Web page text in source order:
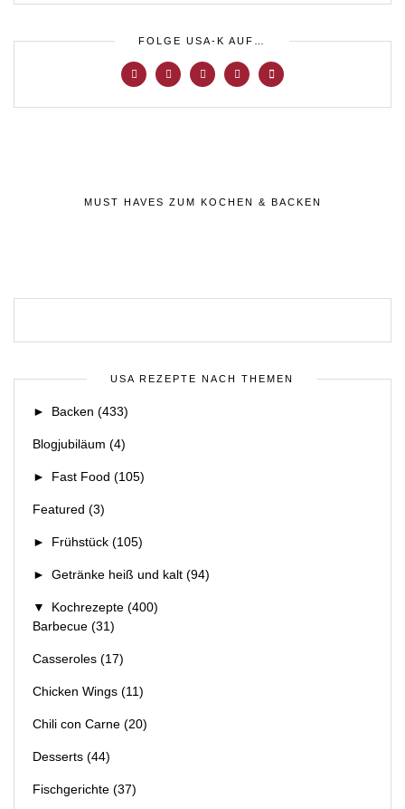
FOLGE USA-K AUF…
MUST HAVES ZUM KOCHEN & BACKEN
USA REZEPTE NACH THEMEN
► Backen (433)
Blogjubiläum (4)
► Fast Food (105)
Featured (3)
► Frühstück (105)
► Getränke heiß und kalt (94)
▼ Kochrezepte (400)
Barbecue (31)
Casseroles (17)
Chicken Wings (11)
Chili con Carne (20)
Desserts (44)
Fischgerichte (37)